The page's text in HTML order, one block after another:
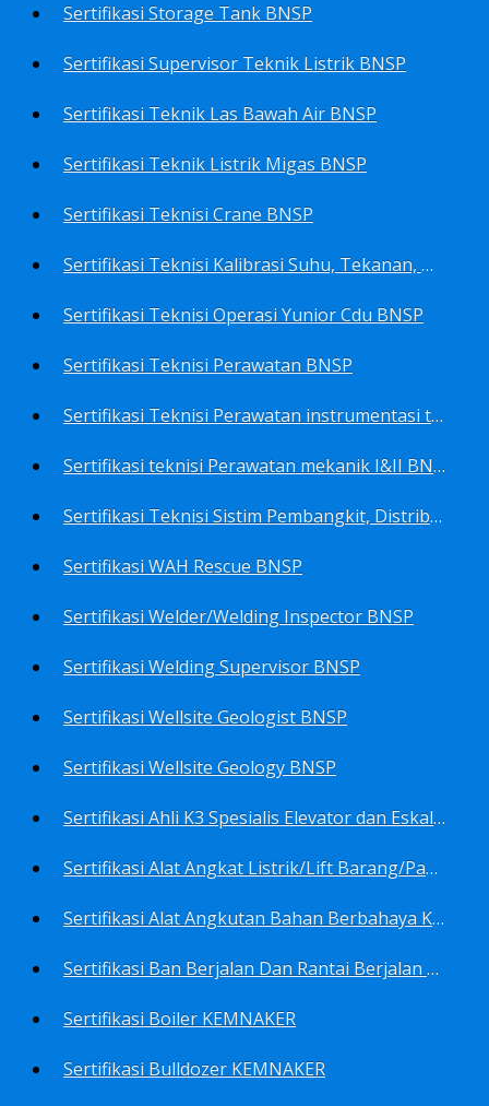
Sertifikasi Storage Tank BNSP
Sertifikasi Supervisor Teknik Listrik BNSP
Sertifikasi Teknik Las Bawah Air BNSP
Sertifikasi Teknik Listrik Migas BNSP
Sertifikasi Teknisi Crane BNSP
Sertifikasi Teknisi Kalibrasi Suhu, Tekanan, Densitas, Volume BNSP
Sertifikasi Teknisi Operasi Yunior Cdu BNSP
Sertifikasi Teknisi Perawatan BNSP
Sertifikasi Teknisi Perawatan instrumentasi tingkat I BNSP
Sertifikasi teknisi Perawatan mekanik I&II BNSP
Sertifikasi Teknisi Sistim Pembangkit, Distribusi, Utilitas BNSP
Sertifikasi WAH Rescue BNSP
Sertifikasi Welder/Welding Inspector BNSP
Sertifikasi Welding Supervisor BNSP
Sertifikasi Wellsite Geologist BNSP
Sertifikasi Wellsite Geology BNSP
Sertifikasi Ahli K3 Spesialis Elevator dan Eskalator KEMNAKER
Sertifikasi Alat Angkat Listrik/Lift Barang/Passenger Hoist KEMNAKER
Sertifikasi Alat Angkutan Bahan Berbahaya KEMNAKER
Sertifikasi Ban Berjalan Dan Rantai Berjalan KEMNAKER
Sertifikasi Boiler KEMNAKER
Sertifikasi Bulldozer KEMNAKER